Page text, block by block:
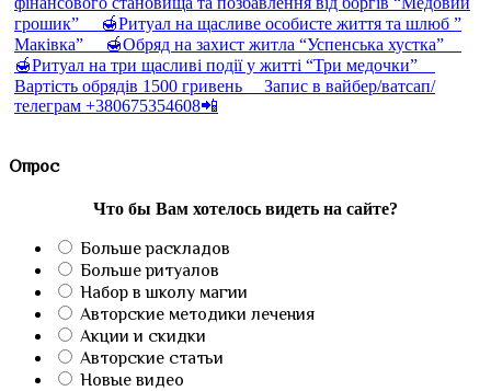
Опрос
Что бы Вам хотелось видеть на сайте?
Больше раскладов
Больше ритуалов
Набор в школу магии
Авторские методики лечения
Акции и скидки
Авторские статьи
Новые видео